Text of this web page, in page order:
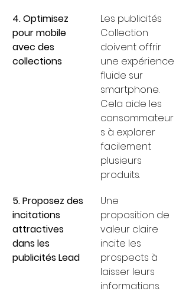
4. Optimisez
pour mobile
avec des
collections
Les publicités
Collection
doivent offrir
une expérience
fluide sur
smartphone.
Cela aide les
consommateur
s à explorer
facilement
plusieurs
produits.
5. Proposez des
incitations
attractives
dans les
publicités Lead
Une
proposition de
valeur claire
incite les
prospects à
laisser leurs
informations.